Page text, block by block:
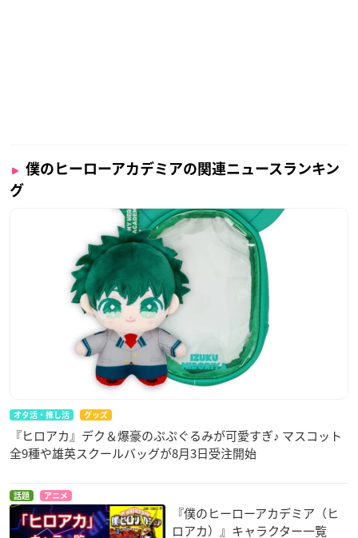
僕のヒーローアカデミアの関連ニュースランキン
グ
オタ活・推し活 グッズ
『ヒロアカ』デク＆爆豪のぷぷぐるみが可愛すぎ♪ マスコット
全9種や雄英スクールバッグが8月3日受注開始
話題 アニメ
『僕のヒーローアカデミア（ヒ
ロアカ）』キャラクター一覧